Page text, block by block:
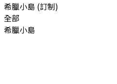
希臘小島 (訂制)
全部
希臘小島